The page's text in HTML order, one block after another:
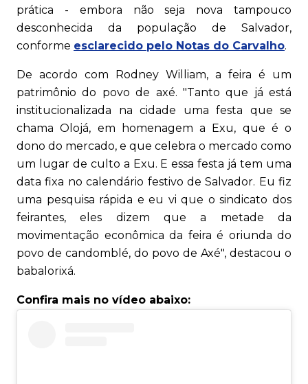
prática - embora não seja nova tampouco
desconhecida da população de Salvador,
conforme esclarecido pelo Notas do Carvalho.
De acordo com Rodney William, a feira é um
patrimônio do povo de axé. "Tanto que já está
institucionalizada na cidade uma festa que se
chama Olojá, em homenagem a Exu, que é o
dono do mercado, e que celebra o mercado como
um lugar de culto a Exu. E essa festa já tem uma
data fixa no calendário festivo de Salvador. Eu fiz
uma pesquisa rápida e eu vi que o sindicato dos
feirantes, eles dizem que a metade da
movimentação econômica da feira é oriunda do
povo de candomblé, do povo de Axé", destacou o
babalorixá.
Confira mais no vídeo abaixo: